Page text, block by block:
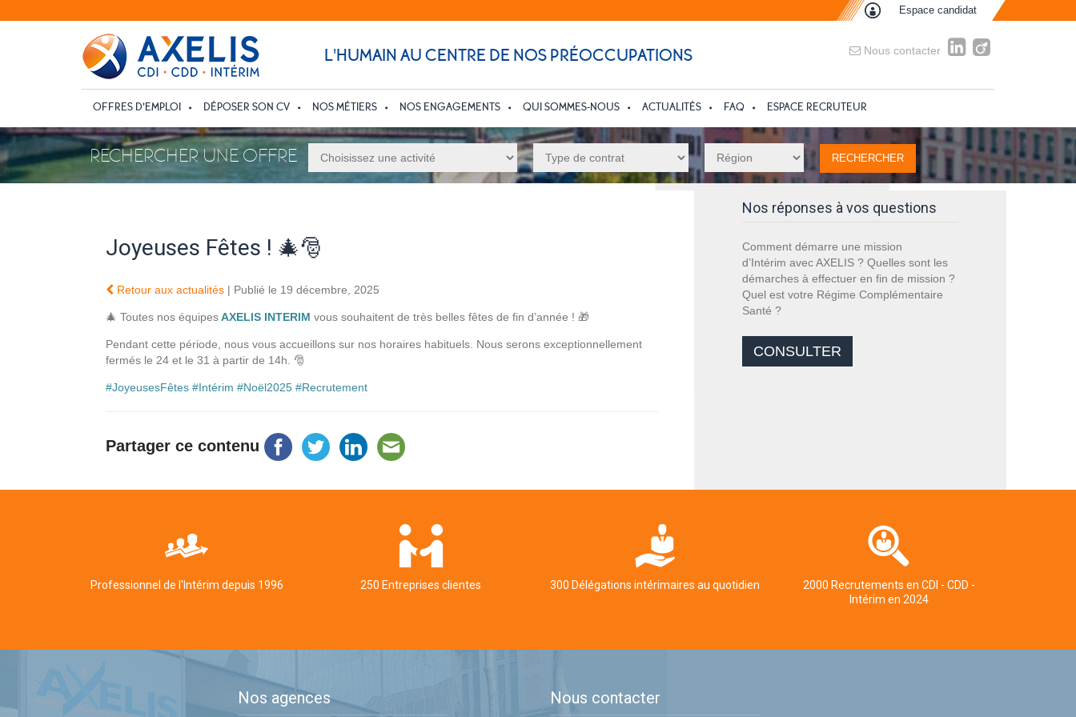
Espace candidat
L'HUMAIN AU CENTRE DE NOS PRÉOCCUPATIONS Nous contacter
OFFRES D’EMPLOI DÉPOSER SON CV NOS MÉTIERS NOS ENGAGEMENTS QUI SOMMES-NOUS ACTUALITÉS FAQ ESPACE RECRUTEUR
RECHERCHER UNE OFFRE
Joyeuses Fêtes ! 🎄🎅
Retour aux actualités | Publié le 19 décembre, 2025
🎄 Toutes nos équipesAXELIS INTERIM vous souhaitent de très belles fêtes de fin d’année ! 🎁
Pendant cette période, nous vous accueillons sur nos horaires habituels. Nous serons exceptionnellement
fermés le 24 et le 31 à partir de 14h. 🎅
#JoyeusesFêtes #Intérim #Noël2025 #Recrutement
Partager ce contenu
Nos réponses à vos questions
Comment démarre une mission
d’Intérim avec AXELIS ? Quelles sont les
démarches à effectuer en fin de mission ?
Quel est votre Régime Complémentaire
Santé ?
CONSULTER
Professionnel de l'Intérim depuis 1996 250 Entreprises clientes 300 Délégations intérimaires au quotidien
2000 Recrutements en CDI - CDD -
Intérim en 2024
Nos agences Nous contacter